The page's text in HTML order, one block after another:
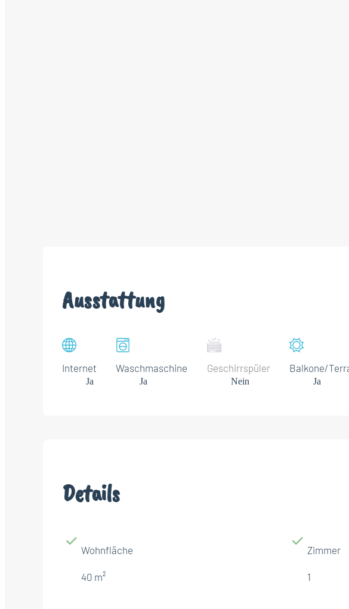
Ausstattung
Internet
Ja
Waschmaschine
Ja
Geschirrspüler
Nein
Balkone/
Ja
Details
Wohnfläche
40 m²
Zimmer
1